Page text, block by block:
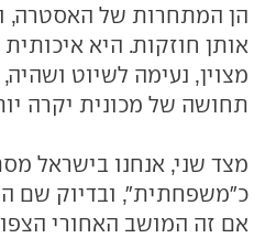
הן המתחרות של האסטרה,
אותן חוזקות. היא
מצוין, נעימה לשיוט
תחושה של מכונית יקרה
מצד שני, אנחנו בישראל
כ"משפחתית", ובדיוק שם
אם זה המושב האחורי